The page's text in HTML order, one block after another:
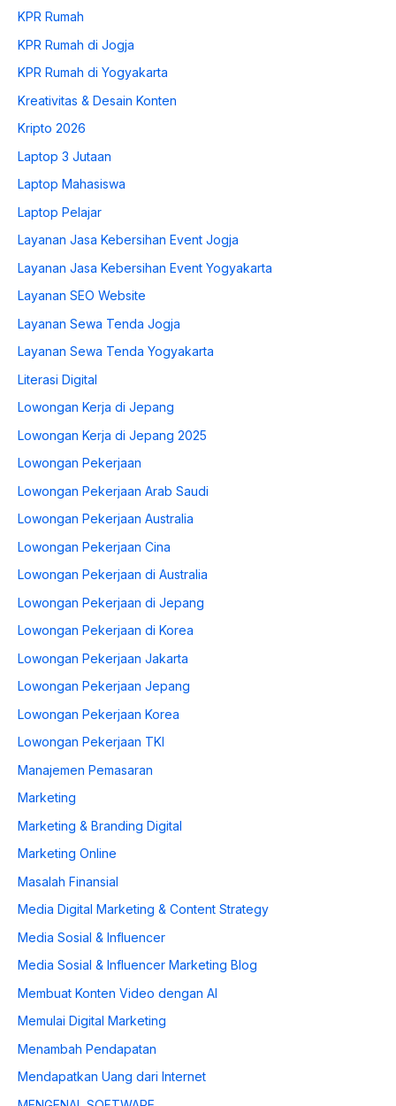
KPR Rumah
KPR Rumah di Jogja
KPR Rumah di Yogyakarta
Kreativitas & Desain Konten
Kripto 2026
Laptop 3 Jutaan
Laptop Mahasiswa
Laptop Pelajar
Layanan Jasa Kebersihan Event Jogja
Layanan Jasa Kebersihan Event Yogyakarta
Layanan SEO Website
Layanan Sewa Tenda Jogja
Layanan Sewa Tenda Yogyakarta
Literasi Digital
Lowongan Kerja di Jepang
Lowongan Kerja di Jepang 2025
Lowongan Pekerjaan
Lowongan Pekerjaan Arab Saudi
Lowongan Pekerjaan Australia
Lowongan Pekerjaan Cina
Lowongan Pekerjaan di Australia
Lowongan Pekerjaan di Jepang
Lowongan Pekerjaan di Korea
Lowongan Pekerjaan Jakarta
Lowongan Pekerjaan Jepang
Lowongan Pekerjaan Korea
Lowongan Pekerjaan TKI
Manajemen Pemasaran
Marketing
Marketing & Branding Digital
Marketing Online
Masalah Finansial
Media Digital Marketing & Content Strategy
Media Sosial & Influencer
Media Sosial & Influencer Marketing Blog
Membuat Konten Video dengan AI
Memulai Digital Marketing
Menambah Pendapatan
Mendapatkan Uang dari Internet